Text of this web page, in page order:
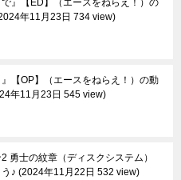
で』【ED】（エースをねらえ！）の
年11月23日 734 view
』【OP】（エースをねらえ！）の動
年11月23日 545 view
勇士の紋章（ディスクシステム）
♪ 2024年11月22日 532 view